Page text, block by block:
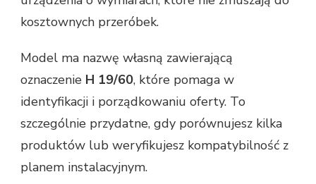
kosztownych przeróbek.
Model ma nazwę własną zawierającą
oznaczenie H 19/60, które pomaga w
identyfikacji i porządkowaniu oferty. To
szczególnie przydatne, gdy porównujesz kilka
produktów lub weryfikujesz kompatybilność z
planem instalacyjnym.